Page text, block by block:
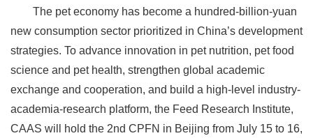
人
队
伍
The pet economy has become a hundred-billion-yuan
new consumption sector prioritized in China’s development
strategies. To advance innovation in pet nutrition, pet food
science and pet health, strengthen global academic
exchange and cooperation, and build a high-level industry-
academia-research platform, the Feed Research Institute,
CAAS will hold the 2nd CPFN in Beijing from July 15 to 16,